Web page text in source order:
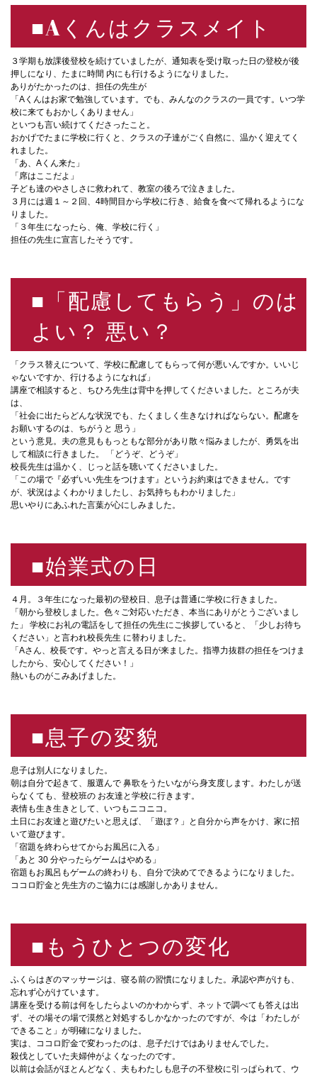
■Aくんはクラスメイト
３学期も放課後登校を続けていましたが、通知表を受け取った日の登校が後
押しになり、たまに時間 内にも行けるようになりました。
ありがたかったのは、担任の先生が
「Aくんはお家で勉強しています。でも、みんなのクラスの一員です。いつ学
校に来てもおかしくありません」
といつも言い続けてくださったこと。
おかげでたまに学校に行くと、クラスの子達がごく自然に、温かく迎えてく
れました。
「あ、Aくん来た」
「席はここだよ」
子ども達のやさしさに救われて、教室の後ろで泣きました。
３月には週１～２回、4時間目から学校に行き、給食を食べて帰れるようにな
りました。
「３年生になったら、俺、学校に行く」
担任の先生に宣言したそうです。
■「配慮してもらう」のは
よい？ 悪い？
「クラス替えについて、学校に配慮してもらって何が悪いんですか。いいじ
ゃないですか、行けるようになれば」
講座で相談すると、ちひろ先生は背中を押してくださいました。ところが夫
は、
「社会に出たらどんな状況でも、たくましく生きなければならない。配慮を
お願いするのは、ちがうと 思う」
という意見。夫の意見ももっともな部分があり散々悩みましたが、勇気を出
して相談に行きました。 「どうぞ、どうぞ」
校⾧先生は温かく、じっと話を聴いてくださいました。
「この場で『必ずいい先生をつけます』というお約束はできません。です
が、状況はよくわかりましたし、お気持ちもわかりました」
思いやりにあふれた言葉が心にしみました。
■始業式の日
４月。３年生になった最初の登校日、息子は普通に学校に行きました。
「朝から登校しました。色々ご対応いただき、本当にありがとうございまし
た」 学校にお礼の電話をして担任の先生にご挨拶していると、「少しお待ち
ください」と言われ校⾧先生 に替わりました。
「Aさん、校⾧です。やっと言える日が来ました。指導力抜群の担任をつけま
したから、安心してください！」
熱いものがこみあげました。
■息子の変貌
息子は別人になりました。
朝は自分で起きて、服選んで 鼻歌をうたいながら身支度します。わたしが送
らなくても、登校班の お友達と学校に行きます。
表情も生き生きとして、いつもニコニコ。
土日にお友達と遊びたいと思えば、「遊ぼ？」と自分から声をかけ、家に招
いて遊びます。
「宿題を終わらせてからお風呂に入る」
「あと 30 分やったらゲームはやめる」
宿題もお風呂もゲームの終わりも、自分で決めてできるようになりました。
ココロ貯金と先生方のご協力には感謝しかありません。
■もうひとつの変化
ふくらはぎのマッサージは、寝る前の習慣になりました。承認や声がけも、
忘れず心がけています。
講座を受ける前は何をしたらよいのかわからず、ネットで調べても答えは出
ず、その場その場で漠然と対処するしかなかったのですが、今は「わたしが
できること」が明確になりました。
実は、ココロ貯金で変わったのは、息子だけではありませんでした。
殺伐としていた夫婦仲がよくなったのです。
以前は会話がほとんどなく、夫もわたしも息子の不登校に引っぱられて、ウ